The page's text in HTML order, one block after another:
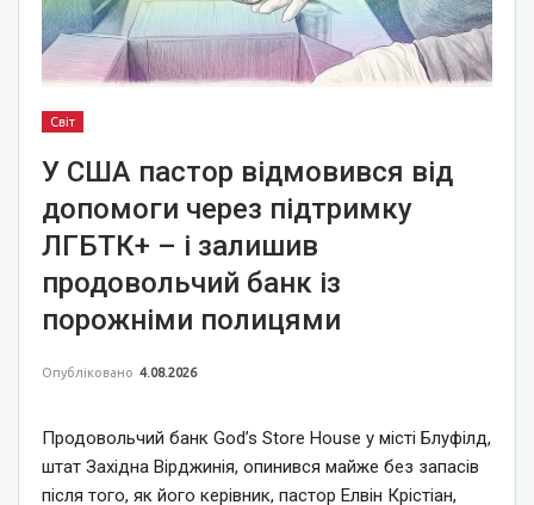
Світ
У США пастор відмовився від
допомоги через підтримку
ЛГБТК+ – і залишив
продовольчий банк із
порожніми полицями
Опубліковано 4.08.2026
Продовольчий банк God’s Store House у місті Блуфілд,
штат Західна Вірджинія, опинився майже без запасів
після того, як його керівник, пастор Елвін Крістіан,